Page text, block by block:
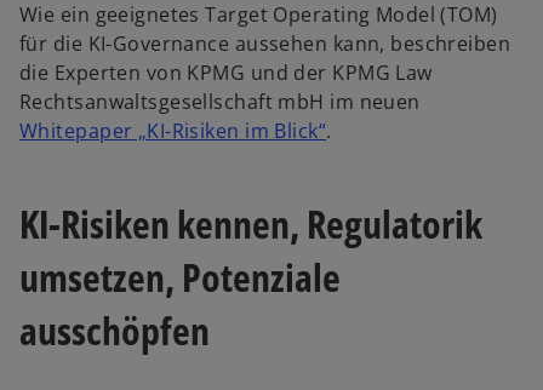
Wie ein geeignetes Target Operating Model (TOM)
für die KI-Governance aussehen kann, beschreiben
die Experten von KPMG und der KPMG Law
Rechtsanwaltsgesellschaft mbH im neuen
Whitepaper „KI-Risiken im Blick“.
KI-Risiken kennen, Regulatorik
umsetzen, Potenziale
ausschöpfen